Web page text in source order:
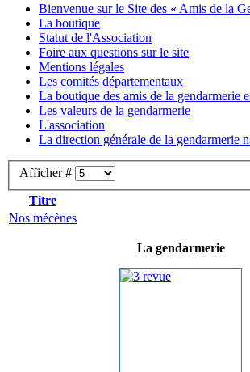
Bienvenue sur le Site des « Amis de la
La boutique
Statut de l'Association
Foire aux questions sur le site
Mentions légales
Les comités départementaux
La boutique des amis de la gendarmerie
Les valeurs de la gendarmerie
L'association
La direction générale de la gendarmerie
Afficher #
Titre
Nos mécènes
La gendarmerie